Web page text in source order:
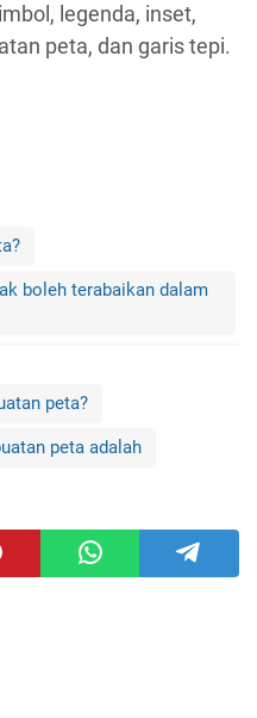
legenda, inset,
peta, dan garis tepi.
boleh terabaikan dalam
peta?
peta adalah